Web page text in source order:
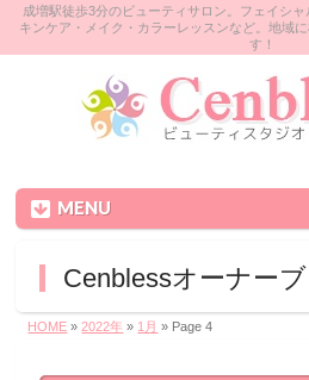
成増駅徒歩3分のビューティサロン。フェイシ
キンケア・メイク・カラーレッスンなど。地域
す！
MENU
Cenblessオーナー
HOME »2022年 » 1月 » Page 4